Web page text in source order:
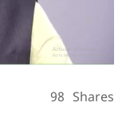
98 Shares